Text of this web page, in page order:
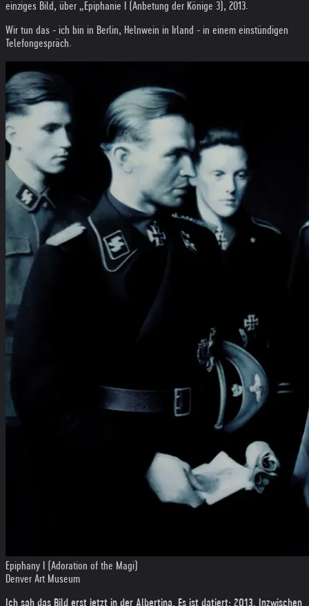
einziges Bild, über „Epiphanie I (Anbetung der Könige 3), 2013.
Wir tun das - ich bin in Berlin, Helnwein in Irland - in einem einstündigen
Telefongespräch.
Epiphany I (Adoration of the Magi)
Denver Art Museum
Ich sah das Bild erst jetzt in der Albertina. Es ist datiert: 2013. Inzwischen